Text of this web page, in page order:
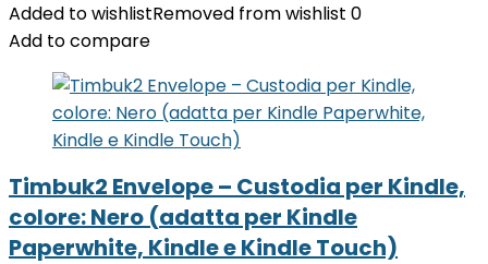
Added to wishlistRemoved from wishlist 0
Add to compare
Timbuk2 Envelope – Custodia per Kindle,
colore: Nero (adatta per Kindle
Paperwhite, Kindle e Kindle Touch)